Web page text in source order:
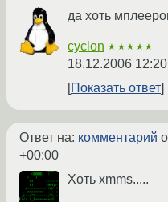
да хоть
cyclon ★★★★★
18.12.2006
Показать ответ
Ответ на: комментарий
+00:00
Хоть xmms.....